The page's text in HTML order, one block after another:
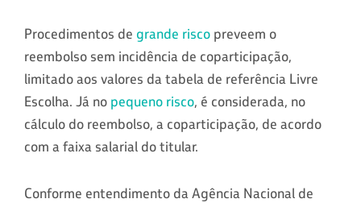
Procedimentos de grande risco preveem o
reembolso sem incidência de coparticipação,
limitado aos valores da tabela de referência Livre
Escolha. Já no pequeno risco, é considerada, no
cálculo do reembolso, a coparticipação, de acordo
com a faixa salarial do titular.
Conforme entendimento da Agência Nacional de